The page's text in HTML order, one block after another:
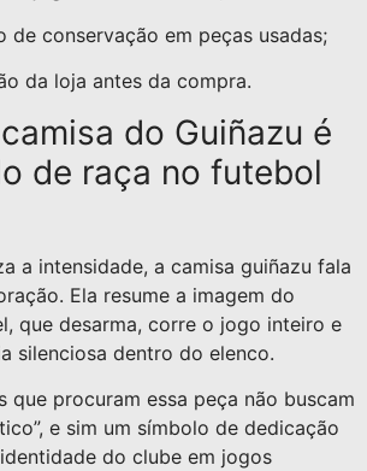
de conservação em peças usadas;
da loja antes da compra.
do Guiñazu é
de raça no futebol
a intensidade, a camisa guiñazu fala
Ela resume a imagem do
que desarma, corre o jogo inteiro e
silenciosa dentro do elenco.
que procuram essa peça não buscam
e sim um símbolo de dedicação
do clube em jogos